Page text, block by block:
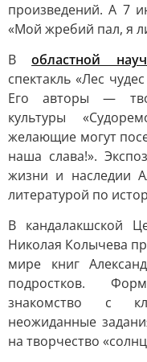
произведений. А 7
«Мой жребий пал, я
Вобластной
спектакль «Лес
Его авторы —
культуры
желающие могут
наша слава!».
жизни и наследии
литературой по
В кандалакшской
Николая Колычева
мире книг
подростков.
знакомство с
неожиданные
на творчество